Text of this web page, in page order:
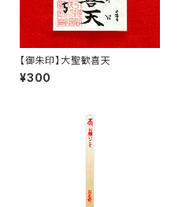
【御朱印】大聖歓喜天
¥300